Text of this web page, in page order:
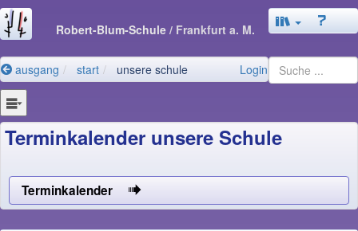
Robert-Blum-Schule / Frankfurt a. M.
ausgang start unsere schule Login
Terminkalender unsere Schule
Terminkalender